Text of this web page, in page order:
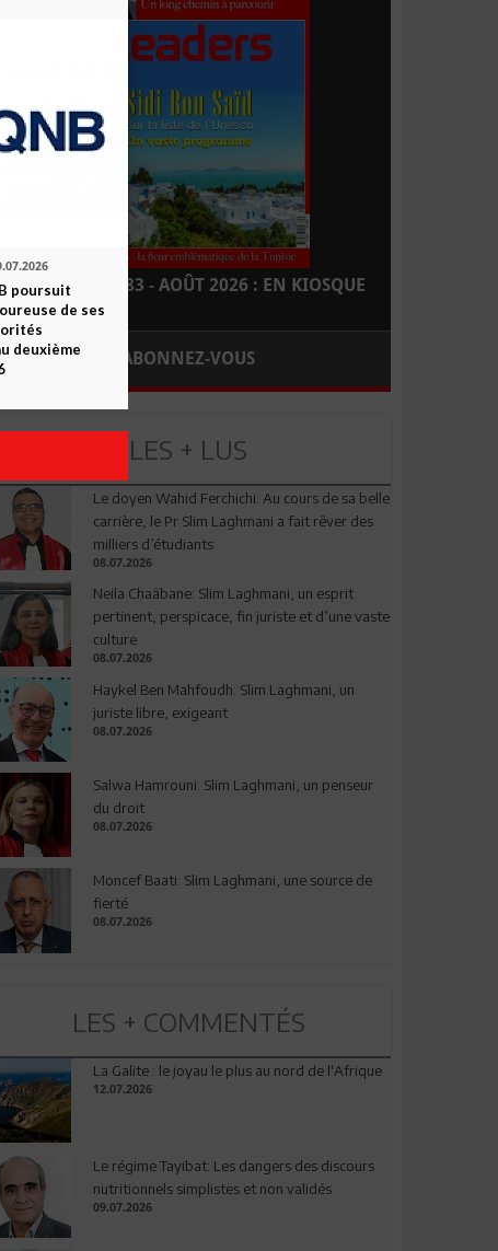
LEADERS N° 183 - AOÛT 2026 : EN KIOSQUE
ABONNEZ-VOUS
LES + LUS
Le doyen Wahid Ferchichi: Au cours de sa belle
carrière, le Pr Slim Laghmani a fait rêver des
milliers d’étudiants
08.07.2026
Neila Chaâbane: Slim Laghmani, un esprit
pertinent, perspicace, fin juriste et d’une vaste
culture
08.07.2026
Haykel Ben Mahfoudh: Slim Laghmani, un
juriste libre, exigeant
08.07.2026
Salwa Hamrouni: Slim Laghmani, un penseur
du droit
08.07.2026
Moncef Baati: Slim Laghmani, une source de
fierté
08.07.2026
LES + COMMENTÉS
La Galite : le joyau le plus au nord de l'Afrique
12.07.2026
Le régime Tayibat: Les dangers des discours
nutritionnels simplistes et non validés
09.07.2026
poursuit
de ses
deuxième